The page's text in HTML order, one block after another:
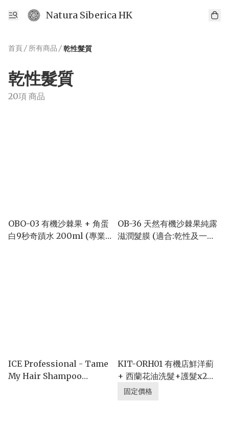
Natura Siberica HK
首頁/ 所有商品 /乾性髮質
乾性髮質
20項 商品
OBO-03 有機沙棘果 + 角蛋
白9秒奇蹟水 200ml (專業
OB-36 天然有機沙棘果純露
滋潤髮膜 (適合:乾性及一般
ICE Professional - Tame
My Hair Shampoo
KIT-ORH01 有機店鮮洋薊
+ 西蘭花油洗髮+護髮x2支
禮盒(適合:極乾髮)
固定價格